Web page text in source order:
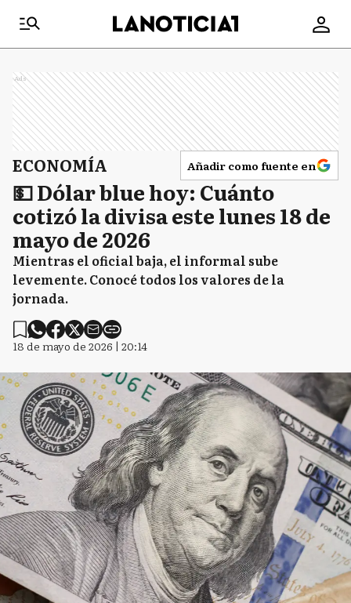
Ads
ECONOMÍA Añadir como fuente en
💵 Dólar blue hoy: Cuánto
cotizó la divisa este lunes 18 de
mayo de 2026
Mientras el oficial baja, el informal sube
levemente. Conocé todos los valores de la
jornada.
18 de mayo de 2026 | 20:14